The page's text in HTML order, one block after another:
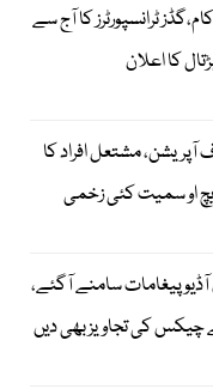
ٹرانسپورٹرز کا آج سے
کا اعلان
مشتعل افراد کا
او سمیت کئی زخمی
پیغامات سامنے آگئے،
چیکس کی تجاویز بھی دیں